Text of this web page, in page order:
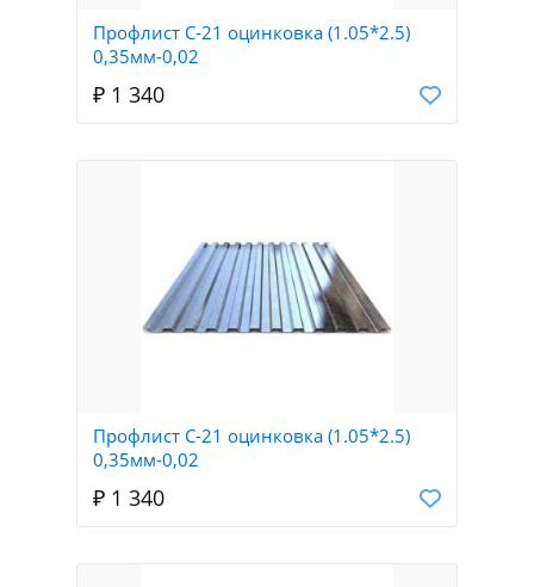
Профлист С-21 оцинковка (1.05*2.5)
0,35мм-0,02
₽ 1 340
Профлист С-21 оцинковка (1.05*2.5)
0,35мм-0,02
₽ 1 340